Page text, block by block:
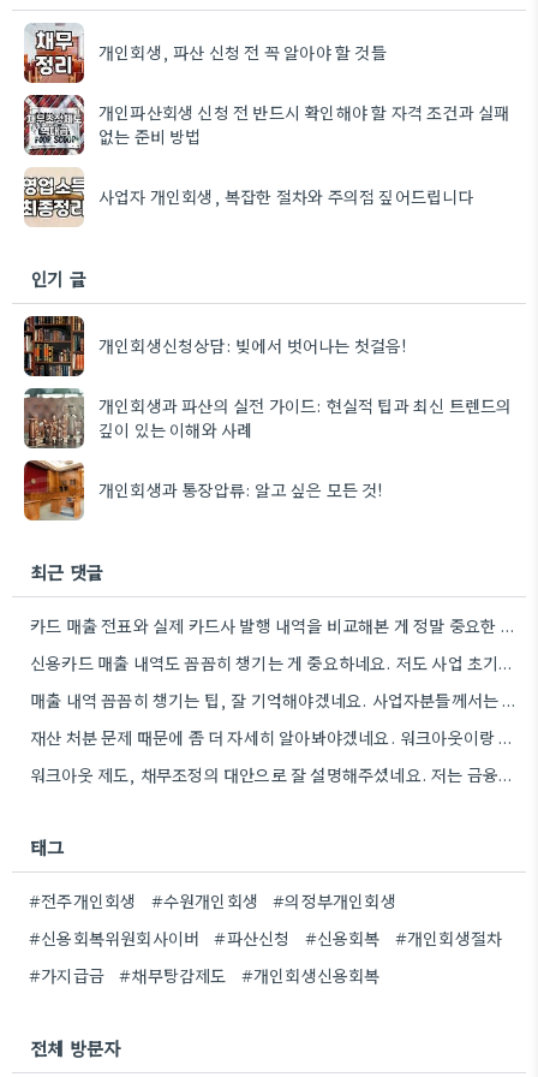
개인회생, 파산 신청 전 꼭 알아야 할 것들
개인파산회생 신청 전 반드시 확인해야 할 자격 조건과 실패
없는 준비 방법
사업자 개인회생, 복잡한 절차와 주의점 짚어드립니다
인기 글
개인회생신청상담: 빚에서 벗어나는 첫걸음!
개인회생과 파산의 실전 가이드: 현실적 팁과 최신 트렌드의
깊이 있는 이해와 사례
개인회생과 통장압류: 알고 싶은 모든 것!
최근 댓글
카드 매출 전표와 실제 카드사 발행 내역을 비교해본 게 정말 중요한 포인트였네요. 소득을 정확하게 계산하는…
신용카드 매출 내역도 꼼꼼히 챙기는 게 중요하네요. 저도 사업 초기때 비슷한 경험이 있어서, 작은 돈이라도…
매출 내역 꼼꼼히 챙기는 팁, 잘 기억해야겠네요. 사업자분들께서는 특히 세금 계산서 기록을 꼼꼼히 해야 하는…
재산 처분 문제 때문에 좀 더 자세히 알아봐야겠네요. 워크아웃이랑 비교하면서 고려해야 할 사항이 많아 보입니다.
워크아웃 제도, 채무조정의 대안으로 잘 설명해주셨네요. 저는 금융기관과의 협의를 통해 이자율을 낮추는 부분이 가장 매력적으로…
태그
#전주개인회생 #수원개인회생
#의정부개인회생
#신용회복위원회사이버
#파산신청 #신용회복
#개인회생절차
#가지급금
#채무탕감제도 #개인회생신용회복
전체 방문자